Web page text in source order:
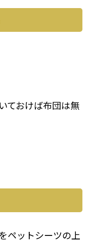
ておけば布団は無
ペットシーツの上